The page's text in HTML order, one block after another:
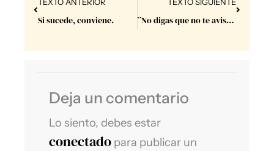
Si sucede, conviene. ¨No digas que no te avisé¨.
Deja un comentario
Lo siento, debes estar
conectado para publicar un